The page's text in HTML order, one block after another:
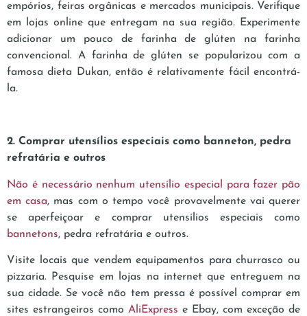
empórios, feiras orgânicas e mercados municipais. Verifique
em lojas online que entregam na sua região. Experimente
adicionar um pouco de farinha de glúten na farinha
convencional. A farinha de glúten se popularizou com a
famosa dieta Dukan, então é relativamente fácil encontrá-
la.
2. Comprar utensílios especiais como banneton, pedra
refratária e outros
Não é necessário nenhum utensílio especial para fazer pão
em casa, mas com o tempo você provavelmente vai querer
se aperfeiçoar e comprar utensílios especiais como
bannetons, pedra refratária e outros.
Visite locais que vendem equipamentos para churrasco ou
pizzaria. Pesquise em lojas na internet que entreguem na
sua cidade. Se você não tem pressa é possível comprar em
sites estrangeiros como AliExpress e Ebay, com exceção de